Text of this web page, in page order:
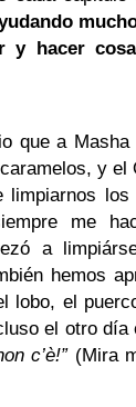
y hacer
que a
y el
limpiarnos
me
a
hemos
lobo, el
el otro día
c’è!”(Mira